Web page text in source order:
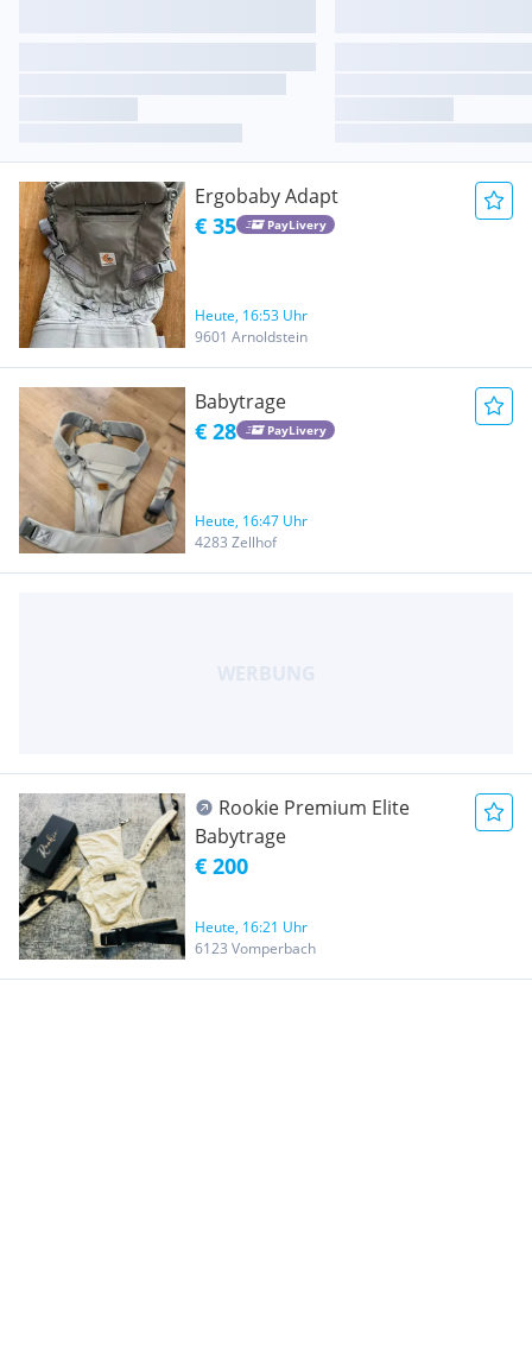
Ergobaby Adapt
€ 35 PayLivery
Heute, 16:53 Uhr
9601 Arnoldstein
Babytrage
€ 28 PayLivery
Heute, 16:47 Uhr
4283 Zellhof
Rookie Premium Elite
Babytrage
€ 200
Heute, 16:21 Uhr
6123 Vomperbach